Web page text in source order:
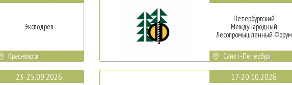
Эксподрев
Красноярск
23-25.09.2026
Петербургский
Международный
Лесопромышленный Форум
Санкт-Петербург
17-20.10.2026